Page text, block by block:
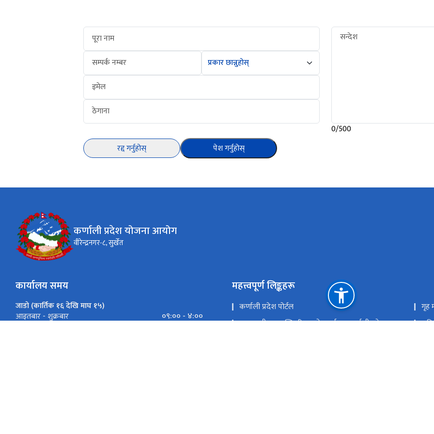
पूरा नाम
सम्पर्क नम्बर
इमेल
ठेगाना
सन्देश
0/500
रद्द गर्नुहोस्
पेश गर्नुहोस्
कर्णाली प्रदेश योजना आयोग
वीरेन्द्रनगर-८, सुर्खेत
कार्यालय समय
जाडो (कार्तिक १६ देखि माघ १५)
आइतबार - शुक्रबार
०९:०० - ४:००
महत्त्वपूर्ण लिङ्कहरू
कर्णाली प्रदेश पोर्टल
गृह
मुख्यमन्त्री तथा मन्त्रिपरिषद्को कार्यालय,कर्णाली प्रदेश